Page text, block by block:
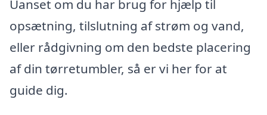
Uanset om du har brug for hjælp til
opsætning, tilslutning af strøm og vand,
eller rådgivning om den bedste placering
af din tørretumbler, så er vi her for at
guide dig.